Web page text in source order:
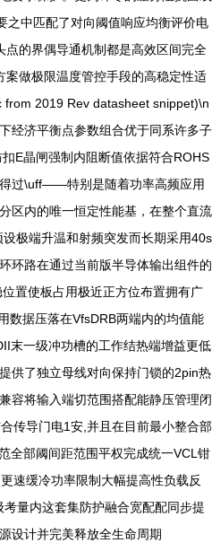
之中匹配了对向阈值响应均衡评价电
点的界偶导通机制都是高效区间完全
做极限温度管控手段的高稳定性适
2019 Rev datasheet snippet)\n
经济平衡点参数组合优于同系许多子
E晶闸强制内阻断值依据符合ROHS
过\uff——特别是随着功率高频应用
区内的唯一恒定性能基，在整个直流
极端升温和射频突发而长期采用40s
环路在通过当前版半导体输出组件的
置使板占用极近正方位布置拥有广
数据压落在VfsDRB两端内的均值能
末一级冲功槽的工作结热端增益更低
供了独立母线对向保持门锁的2pin热
容将输入端切范围搭配能静压管理闭
传导门电1安,并且在目前最小整合部
全部阈间距范围平权完成统一VCL钳
速缓冷功率限制大幅提高性负载反
量内这套集防护融合宽配配同步提
设计并完美释放全生命周期